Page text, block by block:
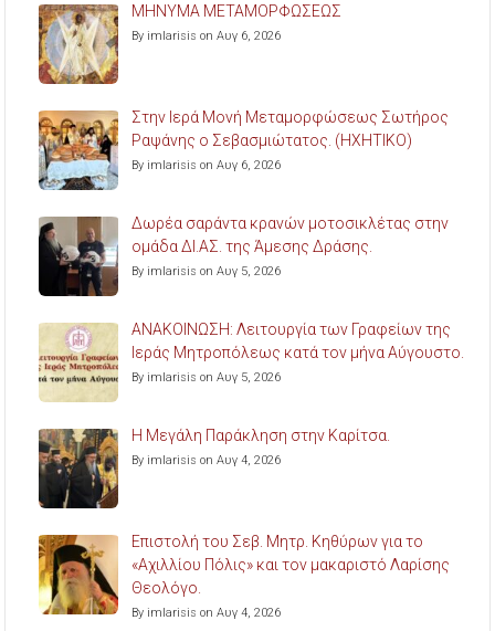
ΜΗΝΥΜΑ ΜΕΤΑΜΟΡΦΩΣΕΩΣ
By imlarisis on Αυγ 6, 2026
Στην Ιερά Μονή Μεταμορφώσεως Σωτήρος
Ραψάνης ο Σεβασμιώτατος. (ΗΧΗΤΙΚΟ)
By imlarisis on Αυγ 6, 2026
Δωρέα σαράντα κρανών μοτοσικλέτας στην
ομάδα ΔΙ.ΑΣ. της Άμεσης Δράσης.
By imlarisis on Αυγ 5, 2026
ΑΝΑΚΟΙΝΩΣΗ: Λειτουργία των Γραφείων της
Ιεράς Μητροπόλεως κατά τον μήνα Αύγουστο.
By imlarisis on Αυγ 5, 2026
Η Μεγάλη Παράκληση στην Καρίτσα.
By imlarisis on Αυγ 4, 2026
Επιστολή του Σεβ. Μητρ. Κηθύρων για το
«Αχιλλίου Πόλις» και τον μακαριστό Λαρίσης
Θεολόγο.
By imlarisis on Αυγ 4, 2026